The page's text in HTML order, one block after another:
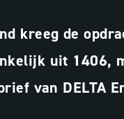
kreeg de
uit 1406,
van DELTA